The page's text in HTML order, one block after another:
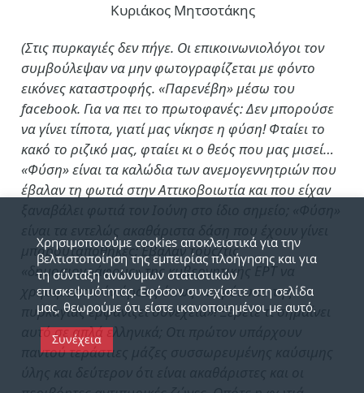
Κυριάκος Μητσοτάκης
(Στις πυρκαγιές δεν πήγε. Οι επικοινωνιολόγοι τον
συμβούλεψαν να μην φωτογραφίζεται με φόντο
εικόνες καταστροφής. «Παρενέβη» μέσω του
facebook. Για να πει το πρωτοφανές: Δεν μπορούσε
να γίνει τίποτα, γιατί μας νίκησε η φύση! Φταίει το
κακό το ριζικό μας, φταίει κι ο θεός που μας μισεί…
«Φύση» είναι τα καλώδια των ανεμογεννητριών που
έβαλαν τη φωτιά στην Αττικοβοιωτία και που είχαν
μπαρουταποθήκες; Εβαλαν τους/τις
«δημοσιογράφους» της κυβερνητικής ΕΡΤ να
χρησιμοποιούν όρους όπως «το μέτωπο της
πυρκαγιάς εμφανίζει συνέχεια»! Ξέρετε τι σημαίνει
αυτό σε απλά ελληνικά; Οτι πρώτον υπάρχουν
παντού τεράστιες μάζες συσσωρευμένης καύσιμης
Χρησιμοποιούμε cookies αποκλειστικά για την
βελτιστοποίηση της εμπειρίας πλοήγησης και για
τη σύνταξη ανώνυμων στατιστικών
επισκεψιμότητας. Εφόσον συνεχίσετε στη σελίδα
μας, θεωρούμε ότι είστε ικανοποιημένοι με αυτό.
Συνέχεια